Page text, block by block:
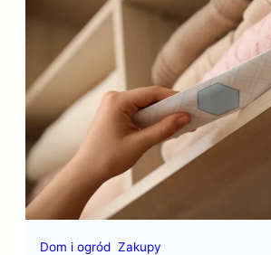
wpływa na koszty
samopoczucie zespołu…
Polsce wynająć biuro?
Dom i ogród Zakupy